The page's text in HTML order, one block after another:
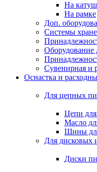
На
На рамке
Доп.
Системы
Оборудование
Сувенирная и
Оснастка и
Для цепных
Цепи
Масло
Шины
Для дисковых
Диски